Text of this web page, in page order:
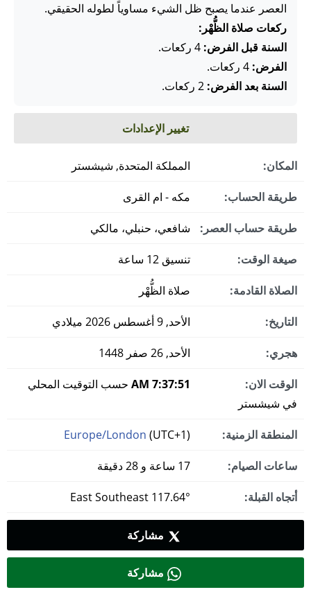
العصر عندما يصبح ظل الشيء مساوياً لطوله الحقيقي.
ركعات صلاة الظُّهْر:
السنة قبل الفرض:
الفرض:
السنة بعد الفرض:
تغيير الإعدادات
المكان: المملكة المتحدة, شيشستر
طريقة الحساب: مكه - ام القرى
طريقة حساب العصر: شافعي، حنبلي، مالكي
صيغة الوقت: تنسيق 12 ساعة
الصلاة القادمة: صلاة الظُّهْر
التاريخ: الأحد, 9 أغسطس 2026 ميلادي
هجري: الأحد, 26 صفر 1448
الوقت الان: 7:37:52 AM
حسب التوقيت المحلي
في شيشستر
المنطقة الزمنية: Europe/London (UTC+1)
ساعات الصيام:
أتجاه القبلة:
مشاركة
مشاركة